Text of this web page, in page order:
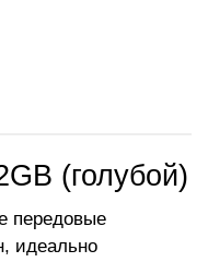
(голубой)
передовые
идеально